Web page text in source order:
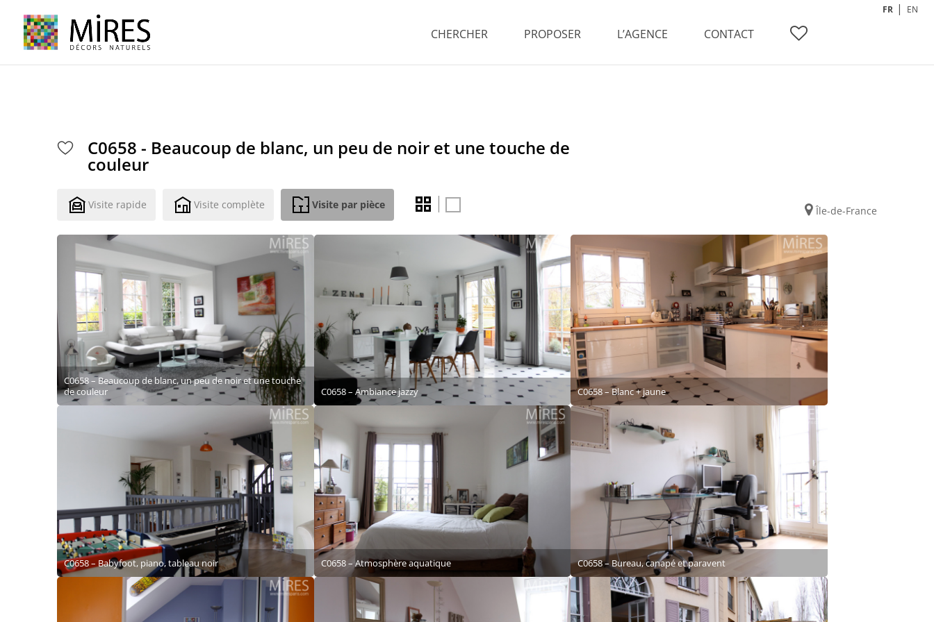
CHERCHER PROPOSER L’AGENCE CONTACT
FR EN
C0658 - Beaucoup de blanc, un peu de noir et une touche de
couleur
Visite rapide Visite complète Visite par pièce Île-de-France
C0658 – Beaucoup de blanc, un peu de noir et une touche
de couleur
C0658 – Ambiance jazzy C0658 – Blanc + jaune
C0658 – Babyfoot, piano, tableau noir C0658 – Atmosphère aquatique C0658 – Bureau, canapé et paravent